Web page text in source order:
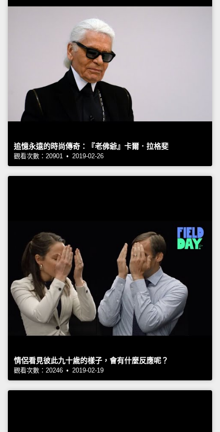
追憶永遠的時尚傳奇：『老佛爺』卡爾．拉格斐
觀看次數：20901 • 2019-02-26
情侶看見彼此九十歲的樣子，會有什麼反應呢？
觀看次數：20246 • 2019-02-19